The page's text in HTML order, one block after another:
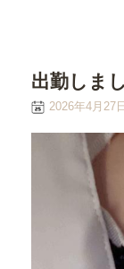
出勤しま
2026年4月27